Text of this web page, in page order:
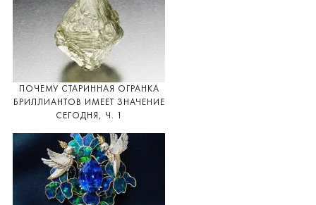
ПОЧЕМУ СТАРИННАЯ ОГРАНКА
БРИЛЛИАНТОВ ИМЕЕТ ЗНАЧЕНИЕ
СЕГОДНЯ, Ч. 1